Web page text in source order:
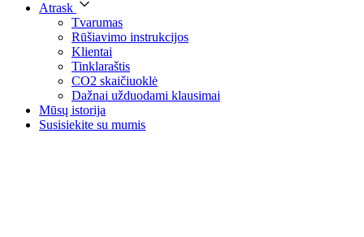
Atrask
Tvarumas
Rūšiavimo instrukcijos
Klientai
Tinklaraštis
CO2 skaičiuoklė
Dažnai užduodami klausimai
Mūsų istorija
Susisiekite su mumis